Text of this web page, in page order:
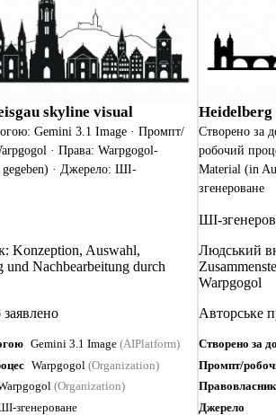
skyline visual
Gemini 3.1 Image · Промпт/
· Права: Warpgogol-
· Джерело: ШІ-
Konzeption, Auswahl,
und Nachbearbeitung durch
Gemini 3.1 Image (AIPlatform)
Warpgogol (Organization)
(Organization)
згенероване
Створено за
робочий
Material (in
згенероване
ШІ-
Людський
Warpgogol
Авторське
Створено за
Промпт/
Правовласник
Джерело